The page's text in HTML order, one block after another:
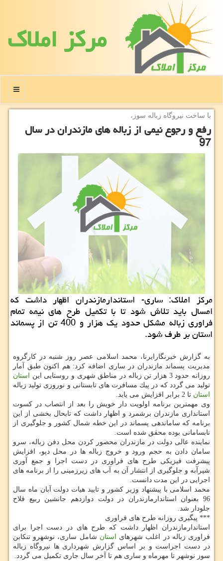
مركز املاك
منو
با ساخت نیروگاه زباله سوز،
رفع و رجوع نیمی از زباله های مازندران در سال
97
مركز املاك: ساری- استاندارمازندران اظهار داشت كه
امسال باید تلاش شود تا با تكمیل طرح های نیمه تمام
فراوری زباله مشكل حدود یك هزار و 400 تن از پسماند
استان بر طرف شود.
به گزارش خبرنگارایرنا، محمد اسلامی عصر روز شنبه در كارگروه
مدیریت پسماند مازندران در ساری اضافه كرد: هم اكنون طبق آمار
روزانه حدود 3 هزار تن زباله در مناطق شهری و روستایی این
استان
تولید می گردد كه در پیك مسافرت های تابستانی و نوروزی تولید زباله
استان تا 2 برابر افزایش می یابد.
وی مهمترین برنامه اولویت دار خویش را بعد از انتصاب در كسوت
استانداری مازندران برشمرد و اظهار داشت كه تابحال بخشی از این
برنامه كه ساماندهی پسماند در این خطه شمال كشور و جلوگیری از
نابسامانی بوده محقق شده است.
نماینده عالی دولت در مازندران محصور كردن محل دفن زباله، سرو
سامان دادن به حجم ورود و خروج زباله ها در محل دپو، افزایش
پیشرفت فیزیكی طرح های فراوری در دست اجرا و جمع آوری
شیرآبه و جلوگیری از انتشار آن به آب های زیرزمینی را از برنامه های
اجرایی در این مدت دانست.
محمد اسلامی با پیشنهاد وزیر كشور و تایید هیات دولت آبان ماه سال
96 بعنوان استاندارمازندران در دولت دوازدهم جانشین ربیع فلاح
جلودار شد.
*** پیگیری روزانه طرح های فراوری
استاندارمازندران اظهار داشت كه طرح های در دست اجرا برای
فراوری زباله در اغلب شهرهای
استان شامل ساری، نوشهرو تنكابن
در دست اجراست و بر اساس گزارش شهرداری ها نیروگاه زباله
سوز نوشهر تا مهرماه و ساری هم تا آخر سال جاری تكمیل می گردد.